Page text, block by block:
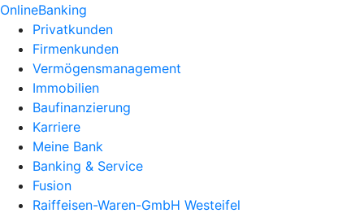
OnlineBanking
Privatkunden
Firmenkunden
Vermögensmanagement
Immobilien
Baufinanzierung
Karriere
Meine Bank
Banking & Service
Fusion
Raiffeisen-Waren-GmbH Westeifel